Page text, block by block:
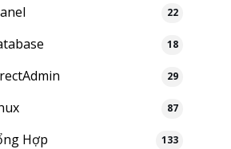
22
18
29
87
Hợp 133